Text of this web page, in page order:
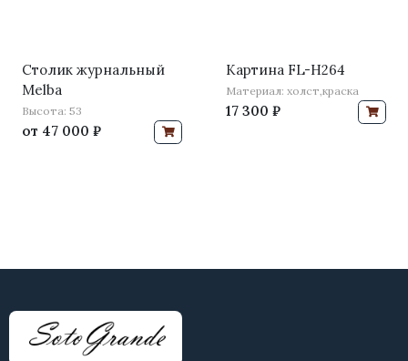
Столик журнальный
Melba
Высота: 53
от 47 000 ₽
Картина FL-H264
Материал: холст,краска
17 300 ₽